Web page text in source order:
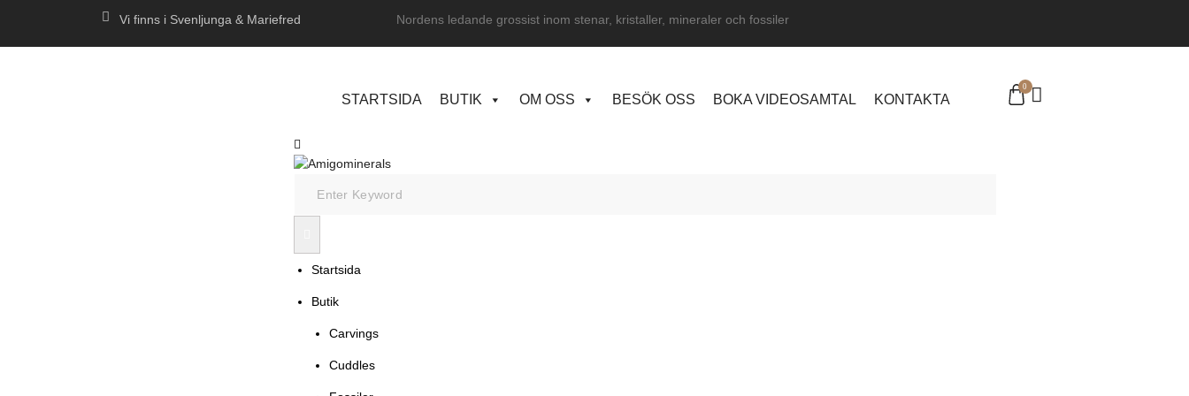
Vi finns i Svenljunga & Mariefred Nordens ledande grossist inom stenar, kristaller, mineraler och fossiler
STARTSIDA BUTIK OM OSS BESÖK OSS BOKA VIDEOSAMTAL KONTAKTA
Startsida
Butik
Carvings
Cuddles
0